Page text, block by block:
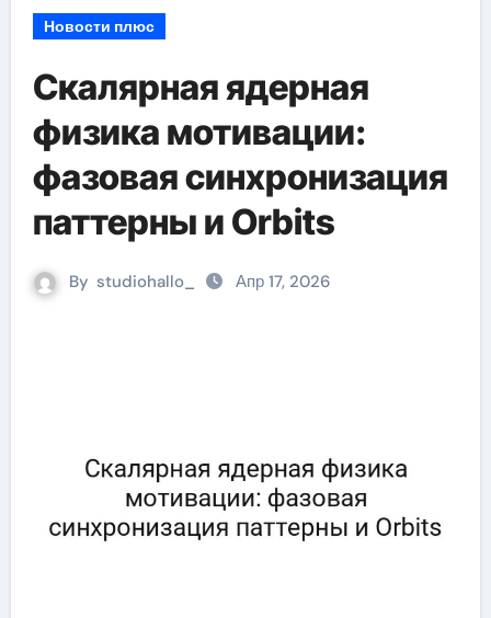
Новости плюс
Скалярная ядерная
физика мотивации:
фазовая синхронизация
паттерны и Orbits
By studiohallo_ Апр 17, 2026